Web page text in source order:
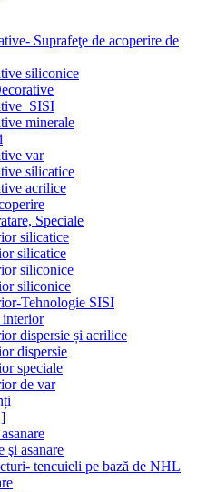
Suprafeţe de acoperire de
siliconice
minerale
var
silicatice
acrilice
Speciale
silicatice
silicatice
siliconice
siliconice
Tehnologie SISI
interior
dispersie și acrilice
dispersie
speciale
de var
şi asanare
tencuieli pe bază de NHL